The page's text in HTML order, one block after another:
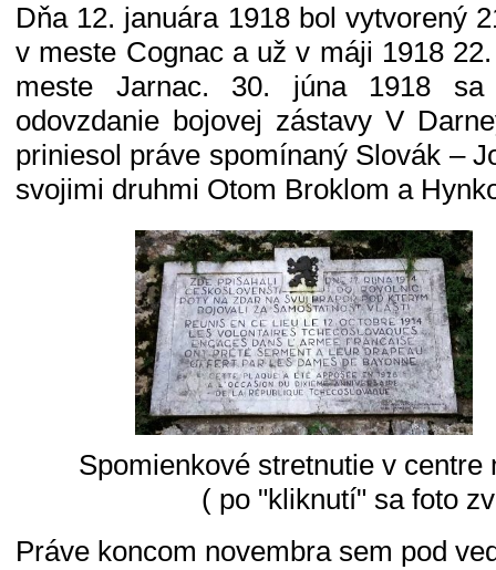
Dňa 12. januára 1918 bol vytvorený
v meste Cognac a už v máji 1918
meste Jarnac. 30. júna 1918
odovzdanie bojovej zástavy V
priniesol práve spomínaný Slovák –
svojimi druhmi Otom Broklom a
Spomienkové stretnutie v centre
( po "kliknutí" sa foto
Práve koncom novembra sem pod